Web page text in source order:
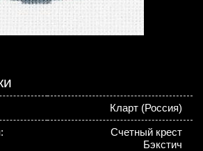
Кларт (Россия)
Счетный крест
Бэкстич